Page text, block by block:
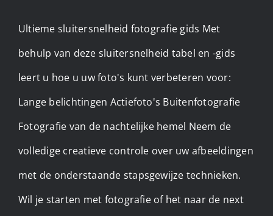
Ultieme sluitersnelheid fotografie gids Met
behulp van deze sluitersnelheid tabel en -gids
leert u hoe u uw foto's kunt verbeteren voor:
Lange belichtingen Actiefoto's Buitenfotografie
Fotografie van de nachtelijke hemel Neem de
volledige creatieve controle over uw afbeeldingen
met de onderstaande stapsgewijze technieken.
Wil je starten met fotografie of het naar de next